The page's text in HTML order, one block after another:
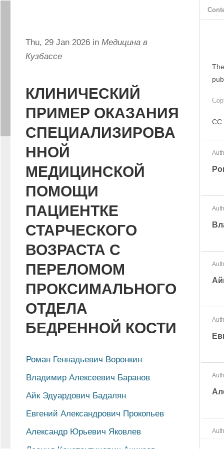
Thu, 29 Jan 2026 in Медицина в
Кузбассе
КЛИНИЧЕСКИЙ
ПРИМЕР ОКАЗАНИЯ
СПЕЦИАЛИЗИРОВА
ННОЙ
МЕДИЦИНСКОЙ
ПОМОЩИ
ПАЦИЕНТКЕ
СТАРЧЕСКОГО
ВОЗРАСТА С
ПЕРЕЛОМОМ
ПРОКСИМАЛЬНОГО
ОТДЕЛА
БЕДРЕННОЙ КОСТИ
Роман Геннадьевич Воронкин
Владимир Алексеевич Баранов
Айк Эдуардович Бадалян
Евгений Александрович Прокопьев
Александр Юрьевич Яковлев
CC